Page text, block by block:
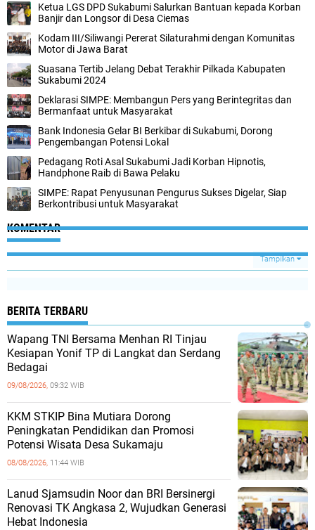
Ketua LGS DPD Sukabumi Salurkan Bantuan kepada Korban
Banjir dan Longsor di Desa Ciemas
Kodam III/Siliwangi Pererat Silaturahmi dengan Komunitas
Motor di Jawa Barat
Suasana Tertib Jelang Debat Terakhir Pilkada Kabupaten
Sukabumi 2024
Deklarasi SIMPE: Membangun Pers yang Berintegritas dan
Bermanfaat untuk Masyarakat
Bank Indonesia Gelar BI Berkibar di Sukabumi, Dorong
Pengembangan Potensi Lokal
Pedagang Roti Asal Sukabumi Jadi Korban Hipnotis,
Handphone Raib di Bawa Pelaku
SIMPE: Rapat Penyusunan Pengurus Sukses Digelar, Siap
Berkontribusi untuk Masyarakat
KOMENTAR
Tampilkan
BERITA TERBARU
Wapang TNI Bersama Menhan RI Tinjau
Kesiapan Yonif TP di Langkat dan Serdang
Bedagai
09/08/2026, 09:32 WIB
KKM STKIP Bina Mutiara Dorong
Peningkatan Pendidikan dan Promosi
Potensi Wisata Desa Sukamaju
08/08/2026, 11:44 WIB
Lanud Sjamsudin Noor dan BRI Bersinergi
Renovasi TK Angkasa 2, Wujudkan Generasi
Hebat Indonesia